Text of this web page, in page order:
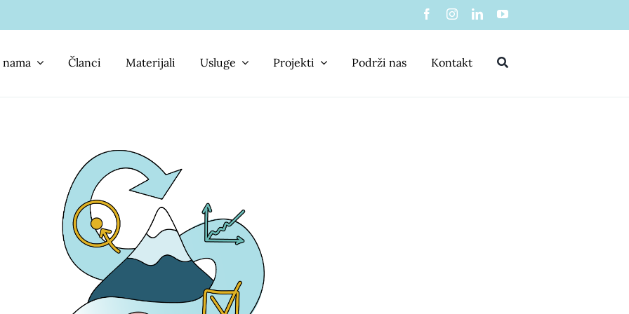
nama Članci Materijali Usluge Projekti Podrži nas Kontakt